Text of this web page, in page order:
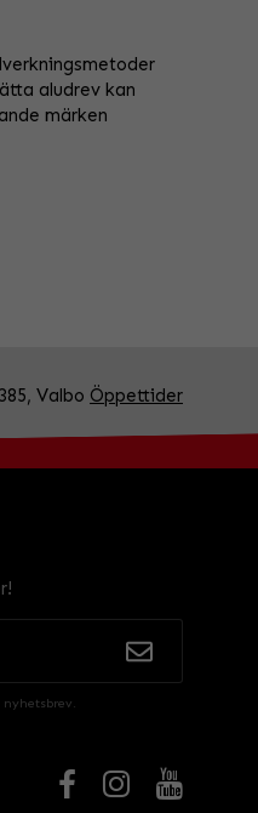
aludrev kan
märken
Valbo Öppettider